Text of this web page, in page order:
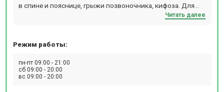
в спине и пояснице, грыжи позвоночника, кифоза. Для
постановки точного диагноза в клинике можно пройти
коррекции осанки у детей и подростков. Проезд к
Читать далее
Режим работы:
пн-пт 09:00 - 21:00
сб 09:00 - 20:00
вс 09:00 - 20:00